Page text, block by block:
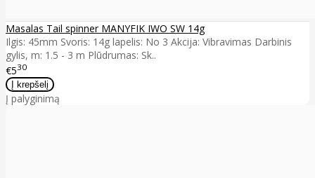
Masalas Tail spinner MANYFIK IWO SW 14g
Ilgis: 45mm Svoris: 14g lapelis: No 3 Akcija: Vibravimas Darbinis
gylis, m: 1.5 - 3 m Plūdrumas: Sk..
€530
Į palyginimą